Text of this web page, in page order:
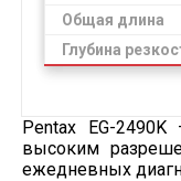
Общая длина
Глубина
Pentax EG-
высоким
ежедневных